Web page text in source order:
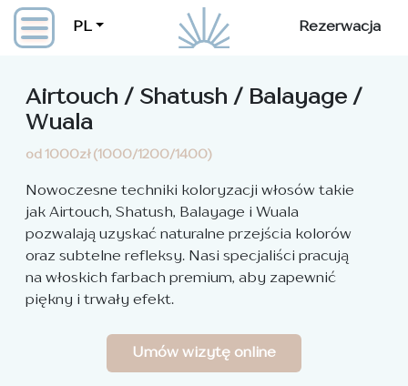
PL Rezerwacja
Airtouch / Shatush / Balayage /
Wuala
od 1000zł (1000/1200/1400)
Nowoczesne techniki koloryzacji włosów takie
jak Airtouch, Shatush, Balayage i Wuala
pozwalają uzyskać naturalne przejścia kolorów
oraz subtelne refleksy. Nasi specjaliści pracują
na włoskich farbach premium, aby zapewnić
piękny i trwały efekt.
Umów wizytę online